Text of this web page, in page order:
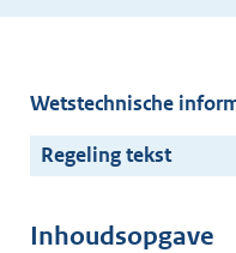
Wetstechnische
Regeling tekst
Inhoudsopgave